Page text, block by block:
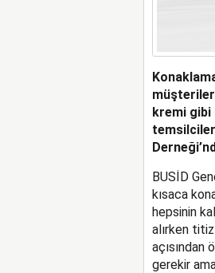
kremi gibi
BUSİD
kısaca
hepsinin
alırken
gerekir